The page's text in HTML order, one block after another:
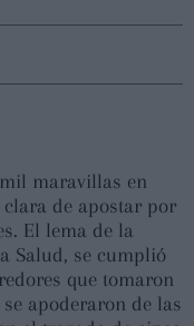
maravillas en
de apostar por
El lema de la
Salud, se cumplió
que tomaron
apoderaron de las